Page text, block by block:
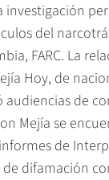
del
FARC. La
Hoy, de
audiencias de
Mejía se
de
difamación